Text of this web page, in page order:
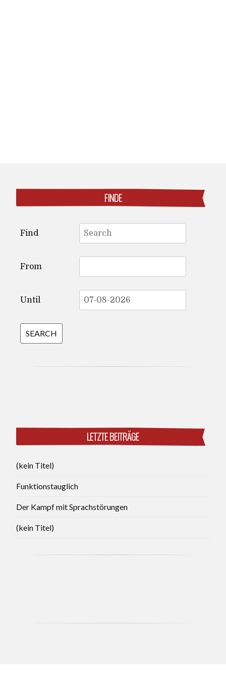
FINDE
for:
Find
From
Until
LETZTE BEITRÄGE
(kein Titel)
Funktionstauglich
Der Kampf mit Sprachstörungen
(kein Titel)